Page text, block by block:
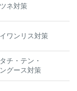
ネ対策
ワンリス対策
チ・テン・
グース対策